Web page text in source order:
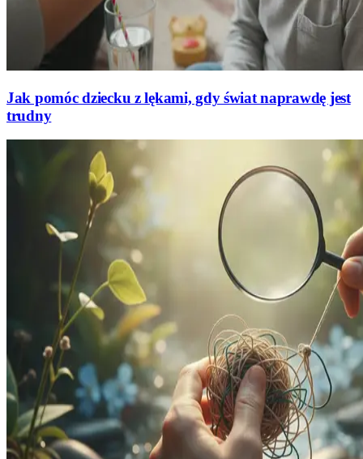
Jak pomóc dziecku z lękami, gdy świat naprawdę jest
trudny